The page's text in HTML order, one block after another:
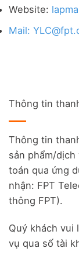
Website:
Mail:
Thông tin
Thông tin
sản phẩm/
toán qua ứng
nhận: FPT
thông FPT).
Quý khách vui
vụ qua số tài